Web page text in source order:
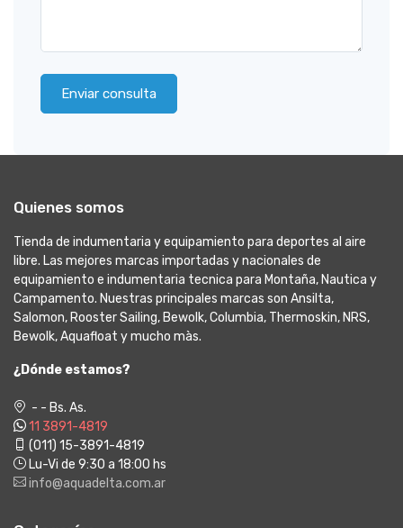
Enviar consulta
Quienes somos
Tienda de indumentaria y equipamiento para deportes al aire
libre. Las mejores marcas importadas y nacionales de
equipamiento e indumentaria tecnica para Montaña, Nautica y
Campamento. Nuestras principales marcas son Ansilta,
Salomon, Rooster Sailing, Bewolk, Columbia, Thermoskin, NRS,
Bewolk, Aquafloat y mucho màs.
¿Dónde estamos?
- - Bs. As.
11 3891-4819
(011) 15-3891-4819
Lu-Vi de 9:30 a 18:00 hs
info@aquadelta.com.ar